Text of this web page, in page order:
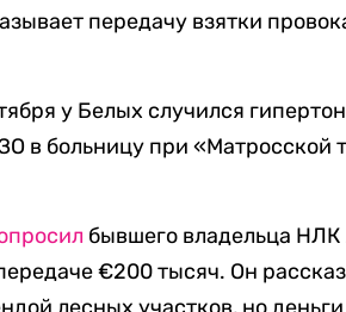
передачу взятки
у Белых случился
в больницу при «Матросской
бывшего владельца НЛК
€200 тысяч. Он